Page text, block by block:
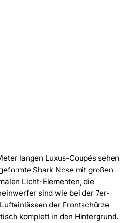
langen Luxus-Coupés sehen
Shark Nose mit großen
Licht-Elementen, die
sind wie bei der 7er-
der Frontschürze
komplett in den Hintergrund.